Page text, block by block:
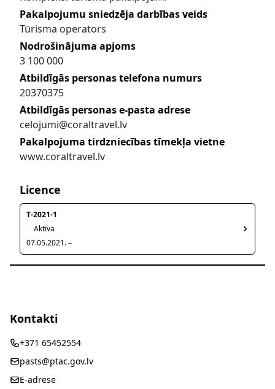
Pakalpojumu sniedzēja darbības veids
Tūrisma operators
Nodrošinājuma apjoms
3 100 000
Atbildīgās personas telefona numurs
20370375
Atbildīgās personas e-pasta adrese
celojumi@coraltravel.lv
Pakalpojuma tirdzniecības tīmekļa vietne
www.coraltravel.lv
Licence
T-2021-1
Aktīva
07.05.2021. –
Kontakti
+371 65452554
pasts@ptac.gov.lv
E-adrese